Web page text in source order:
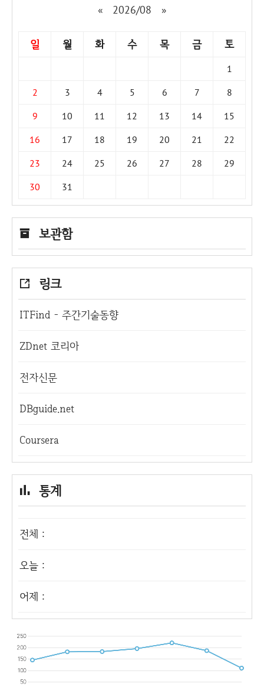
« 2026/08 »
일 월 화 수 목 금 토
1
2
3 4 5 6 7
8
9
10 11 12 13 14
15
16
17 18 19 20 21
22
23
24 25 26 27 28
29
30
31
보관함
링크
ITFind - 주간기술동향
ZDnet 코리아
전자신문
DBguide.net
Coursera
통계
전체 :
오늘 :
어제 :